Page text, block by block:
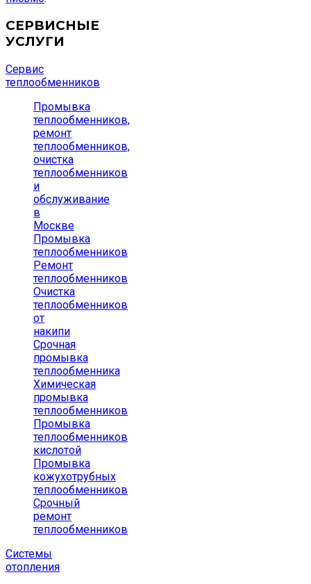
СЕРВИСНЫЕ
УСЛУГИ
Сервис
теплообменников
Промывка
теплообменников,
ремонт
теплообменников,
очистка
теплообменников
и
обслуживание
в
Москве
Промывка
теплообменников
Ремонт
теплообменников
Очистка
теплообменников
от
накипи
Срочная
промывка
теплообменника
Химическая
промывка
теплообменников
Промывка
теплообменников
кислотой
Промывка
кожухотрубных
теплообменников
Срочный
ремонт
теплообменников
Системы
отопления